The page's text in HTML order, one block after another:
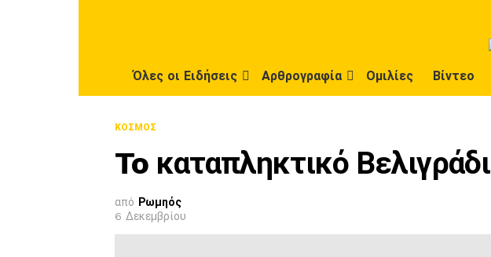
Όλες οι Ειδήσεις Αρθρογραφία Ομιλίες Βίντεο
ΚΌΣΜΟΣ
To καταπληκτικό Βελιγράδι
από Ρωμηός
6 Δεκεμβρίου